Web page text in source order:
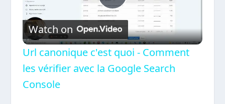
Play
Video
Watch on
Url canonique c'est quoi - Comment
les vérifier avec la Google Search
Console